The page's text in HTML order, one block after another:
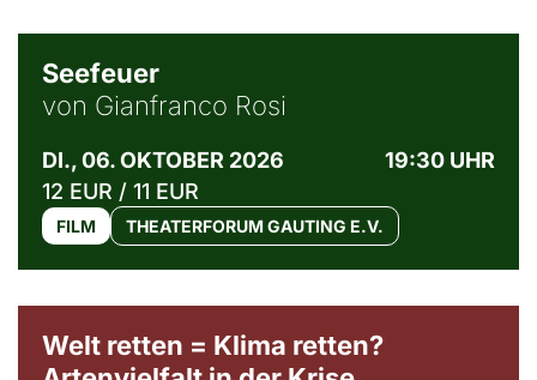
Seefeuer
von Gianfranco Rosi
DI., 06. OKTOBER 2026
19:30 UHR
12 EUR / 11 EUR
FILM THEATERFORUM GAUTING E.V.
Welt retten = Klima retten?